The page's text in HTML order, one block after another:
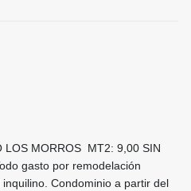
LOS MORROS MT2: 9,00 SIN
gasto por remodelación
Condominio a partir del